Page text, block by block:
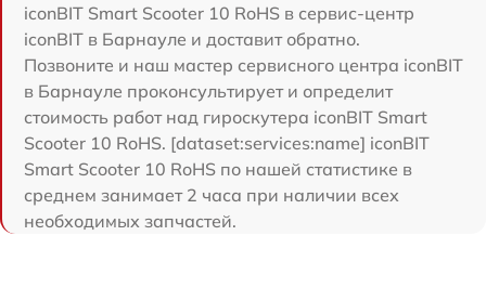
iconBIT Smart Scooter 10 RoHS в сервис-центр
iconBIT в Барнауле и доставит обратно.
Позвоните и наш мастер сервисного центра iconBIT
в Барнауле проконсультирует и определит
стоимость работ над гироскутера iconBIT Smart
Scooter 10 RoHS. [dataset:services:name] iconBIT
Smart Scooter 10 RoHS по нашей статистике в
среднем занимает 2 часа при наличии всех
необходимых запчастей.